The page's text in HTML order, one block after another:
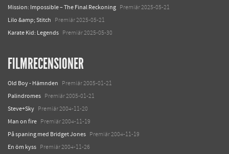
Mission: Impossible – The Final Reckoning Premiär 2025-05-21
Lilo &amp; Stitch Premiär 2025-05-21
Karate Kid: Legends Premiär 2025-05-30
FILMRECENSIONER
Old Boy - Hämnden Premiär 2005-01-21
Palindromes Premiär 2005-01-21
Steve+Sky Premiär 2004-11-20
Man on fire Premiär 2004-11-19
På spaning med Bridget Jones Premiär 2004-11-19
En öm kyss Premiär 2004-11-26